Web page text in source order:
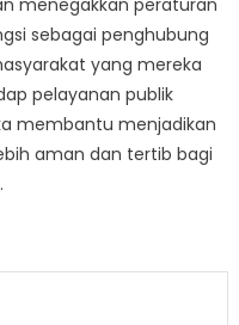
menegakkan peraturan
sebagai penghubung
yang mereka
pelayanan publik
membantu menjadikan
aman dan tertib bagi